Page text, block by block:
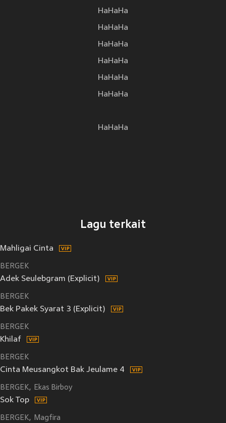
HaHaHa
HaHaHa
HaHaHa
HaHaHa
HaHaHa
HaHaHa
HaHaHa
Lagu terkait
Mahligai Cinta
BERGEK
Adek Seulebgram (Explicit)
BERGEK
Bek Pakek Syarat 3 (Explicit)
BERGEK
Khilaf
BERGEK
Cinta Meusangkot Bak Jeulame 4
BERGEK Ekas Birboy
Sok Top
BERGEK Magfira